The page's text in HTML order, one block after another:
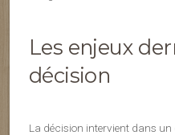
Les enjeux
décision
La décision intervient dans